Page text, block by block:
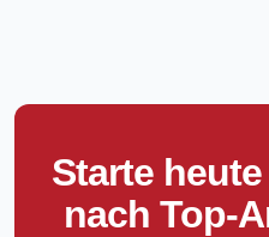
Starte
nach Top-